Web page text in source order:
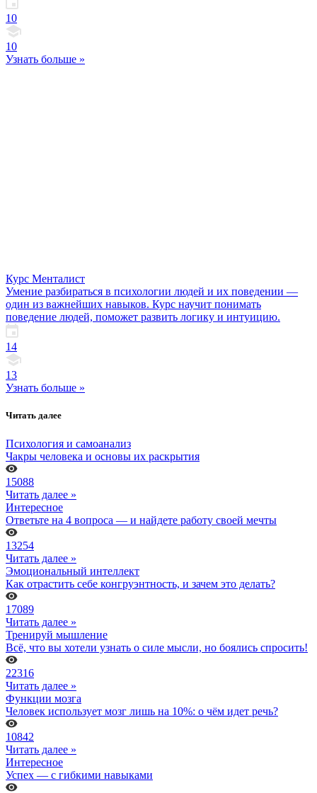
10
10
Узнать больше »
Курс Менталист
Умение разбираться в психологии людей и их поведении —
один из важнейших навыков. Курс научит понимать
поведение людей, поможет развить логику и интуицию.
14
13
Узнать больше »
Читать далее
Психология и самоанализ
Чакры человека и основы их раскрытия
15088
Читать далее »
Интересное
Ответьте на 4 вопроса — и найдете работу своей мечты
13254
Читать далее »
Эмоциональный интеллект
Как отрастить себе конгруэнтность, и зачем это делать?
17089
Читать далее »
Тренируй мышление
Всё, что вы хотели узнать о силе мысли, но боялись спросить!
22316
Читать далее »
Функции мозга
Человек использует мозг лишь на 10%: о чём идет речь?
10842
Читать далее »
Интересное
Успех — с гибкими навыками